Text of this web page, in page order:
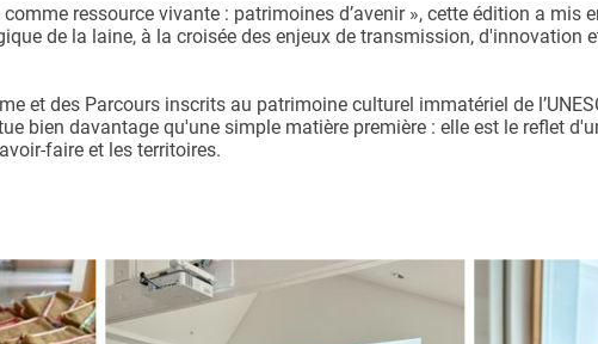
ressource vivante : patrimoines d’avenir », cette édition a mis
de la laine, à la croisée des enjeux de transmission, d'innovation
et des Parcours inscrits au patrimoine culturel immatériel de
bien davantage qu'une simple matière première : elle est le reflet
faire et les territoires.